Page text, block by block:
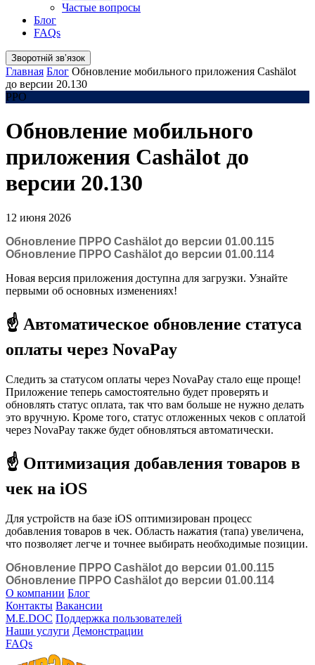
Частые вопросы
Блог
FAQs
Зворотній звʼязок
Главная Блог Обновление мобильного приложения Cashӓlot
до версии 20.130
РРО
Обновление мобильного
приложения Cashӓlot до
версии 20.130
12 июня 2026
Обновление ПРРО Cashӓlot до версии 01.00.115
Обновление ПРРО Cashӓlot до версии 01.00.114
Новая версия приложения доступна для загрузки. Узнайте
первыми об основных изменениях!
☝️ Автоматичеcкое обновление статуса
оплаты через NovaPay
Следить за статусом оплаты через NovaPay стало еще проще!
Приложение теперь самостоятельно будет проверять и
обновлять статус оплата, так что вам больше не нужно делать
это вручную. Кроме того, статус отложенных чеков с оплатой
через NovaPay также будет обновляться автоматически.
☝️ Оптимизация добавления товаров в
чек на iOS
Для устройств на базе iOS оптимизирован процесс
добавления товаров в чек. Область нажатия (тапа) увеличена,
что позволяет легче и точнее выбирать необходимые позиции.
Обновление ПРРО Cashӓlot до версии 01.00.115
Обновление ПРРО Cashӓlot до версии 01.00.114
О компании Блог
Контакты Вакансии
M.E.DOC Поддержка пользователей
Наши услуги Демонстрации
FAQs